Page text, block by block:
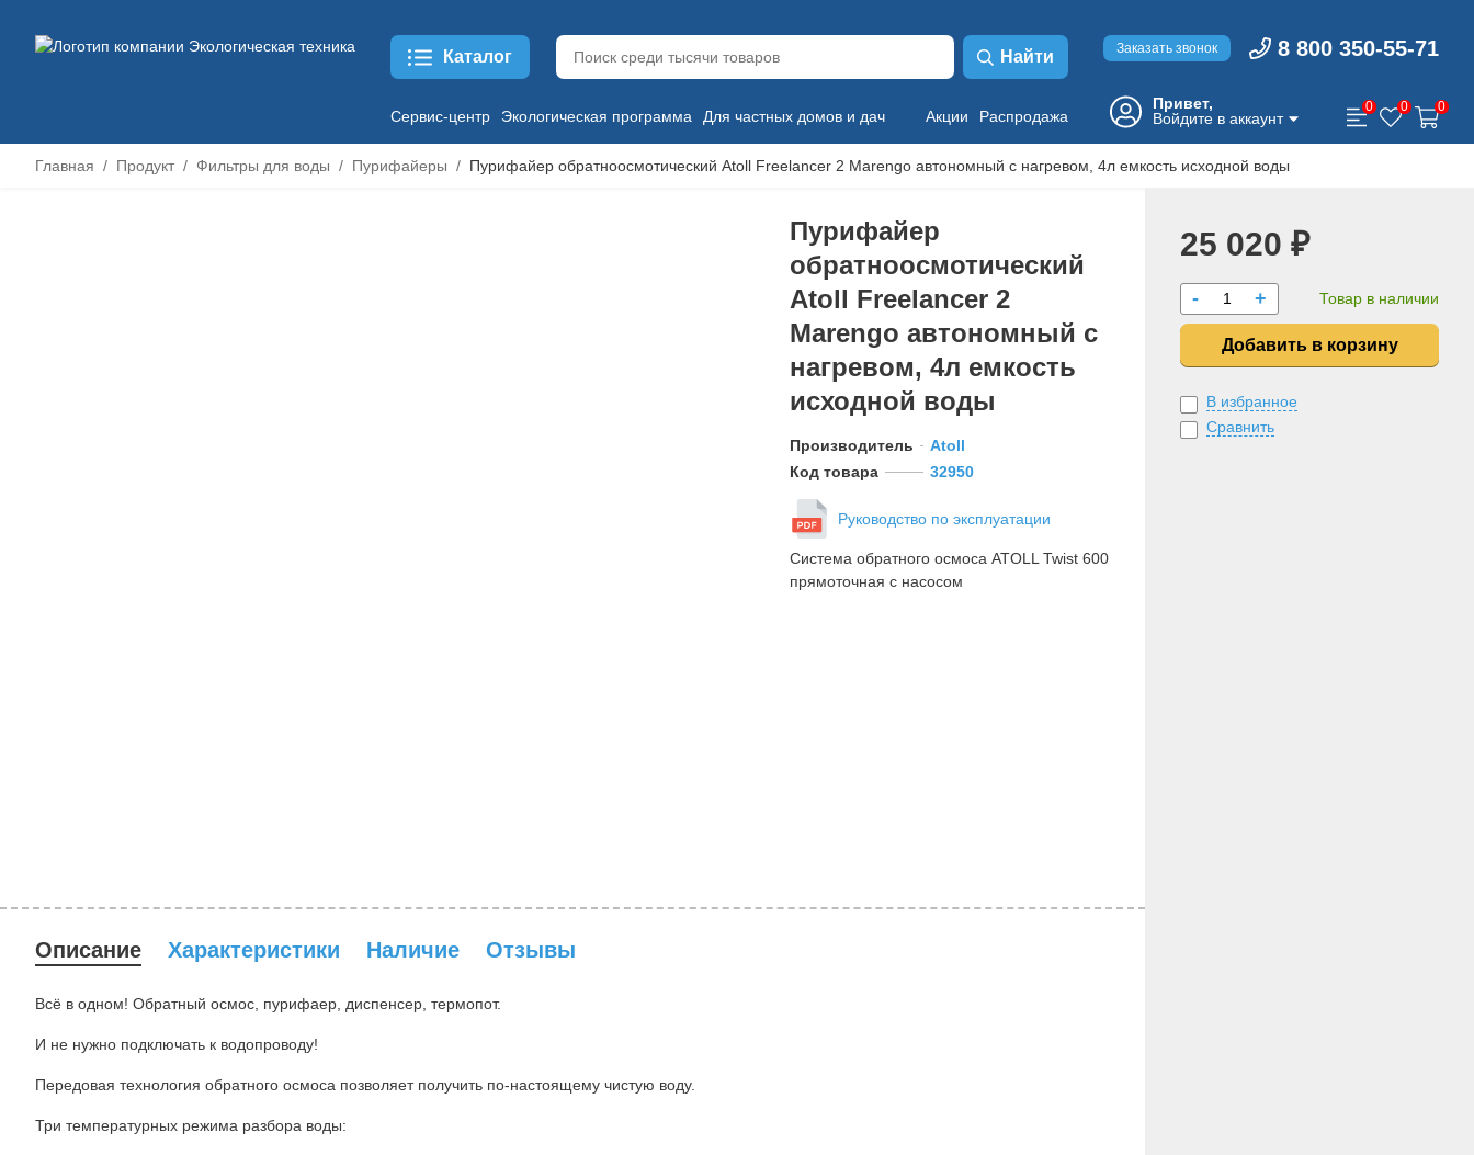
Каталог Найти
Сервис-центр Экологическая программа Для частных домов и дач Акции Распродажа
Заказать звонок 8 800 350-55-71
Привет,
Войдите в аккаунт
0 0 0
Главная Продукт Фильтры для воды Пурифайеры Пурифайер обратноосмотический Atoll Freelancer 2 Marengo автономный с нагревом, 4л емкость исходной воды
Пурифайер
обратноосмотический
Atoll Freelancer 2
Marengo автономный с
нагревом, 4л емкость
исходной воды
Производитель
Atoll
Код товара
32950
Руководство по эксплуатации
Система обратного осмоса ATOLL Twist 600
прямоточная с насосом
Описание Характеристики Наличие Отзывы
Всё в одном! Обратный осмос, пурифаер, диспенсер, термопот.
И не нужно подключать к водопроводу!
Передовая технология обратного осмоса позволяет получить по-настоящему чистую воду.
Три температурных режима разбора воды:
25 020 ₽
- + Товар в наличии
Добавить в корзину
В избранное
Сравнить